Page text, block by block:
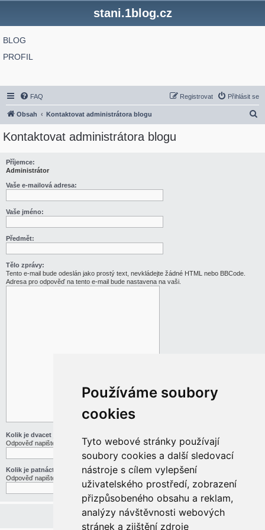
Používáme soubory
cookies
Tyto webové stránky používají
soubory cookies a další sledovací
nástroje s cílem vylepšení
uživatelského prostředí, zobrazení
přizpůsobeného obsahu a reklam,
analýzy návštěvnosti webových
stránek a zjištění zdroje
stani.1blog.cz
BLOG
PROFIL
FAQ Přihlásit se
Registrovat
Obsah Kontaktovat administrátora blogu
Kontaktovat administrátora blogu
Příjemce:
Administrátor
Vaše e-mailová adresa:
Vaše jméno:
Předmět:
Tělo zprávy:
Tento e-mail bude odeslán jako prostý text, nevkládejte žádné HTML nebo BBCode.
Adresa pro odpověď na tento e-mail bude nastavena na vaši.
Kolik je dvacet jedna děleno třemi
Odpověď napište slovy
Kolik je patnáct mínus pět
Odpověď napište slovy